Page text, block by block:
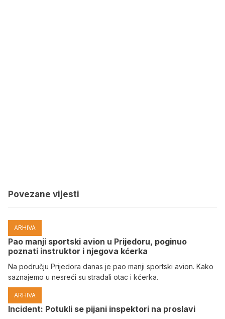
Povezane vijesti
ARHIVA
Pao manji sportski avion u Prijedoru, poginuo
poznati instruktor i njegova kćerka
Na području Prijedora danas je pao manji sportski avion. Kako
saznajemo u nesreći su stradali otac i kćerka.
ARHIVA
Incident: Potukli se pijani inspektori na proslavi